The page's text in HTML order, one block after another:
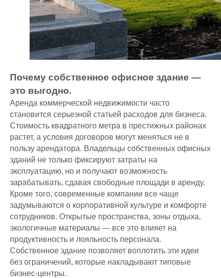
Почему собственное офисное здание —
это выгодно.
Аренда коммерческой недвижимости часто
становится серьезной статьей расходов для бизнеса.
Стоимость квадратного метра в престижных районах
растет, а условия договоров могут меняться не в
пользу арендатора. Владельцы собственных офисных
зданий не только фиксируют затраты на
эксплуатацию, но и получают возможность
зарабатывать, сдавая свободные площади в аренду.
Кроме того, современные компании все чаще
задумываются о корпоративной культуре и комфорте
сотрудников. Открытые пространства, зоны отдыха,
экологичные материалы — все это влияет на
продуктивность и лояльность персонала.
Собственное здание позволяет воплотить эти идеи
без ограничений, которые накладывают типовые
бизнес-центры.